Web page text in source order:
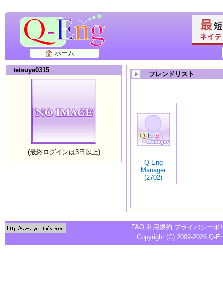
ホーム
tetsuya0315
(最終ログインは3日以上)
フレンドリスト
Q-Eng
Manager
(2702)
FAQ 利用規約 プライバシーポ
Copyright (C) 2009-2026 Q-